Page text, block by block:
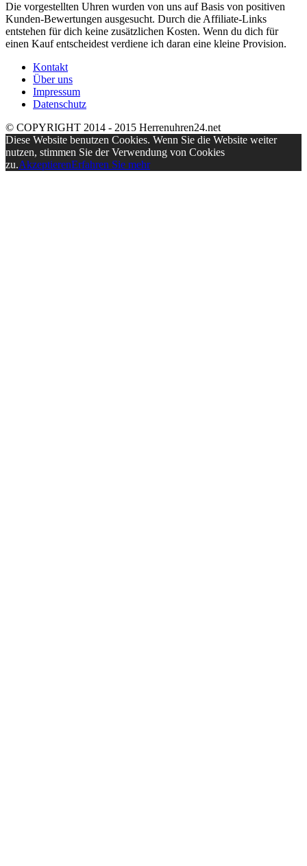
Die vorgestellten Uhren wurden von uns auf Basis von positiven
Kunden-Bewertungen ausgesucht. Durch die Affiliate-Links
entstehen für dich keine zusätzlichen Kosten. Wenn du dich für
einen Kauf entscheidest verdiene ich daran eine kleine Provision.
Kontakt
Über uns
Impressum
Datenschutz
© COPYRIGHT 2014 - 2015 Herrenuhren24.net
Diese Website benutzen Cookies. Wenn Sie die Website weiter
nutzen, stimmen Sie der Verwendung von Cookies
zu.AkzeptierenErfahren Sie mehr